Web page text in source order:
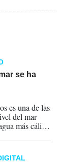
se ha
es una de las
del mar
más cálida
el 43 % del